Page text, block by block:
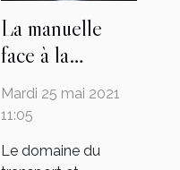
La manuelle
face à la
mécanique : à
quelle boîte de
Mardi 25 mai 2021
11:05
Le domaine du